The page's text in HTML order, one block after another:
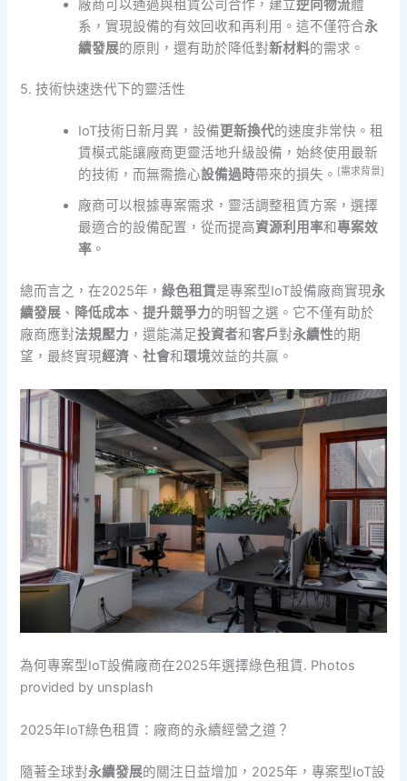
廠商可以通過與租賃公司合作，建立逆向物流體
系，實現設備的有效回收和再利用。這不僅符合永
續發展的原則，還有助於降低對新材料的需求。
5. 技術快速迭代下的靈活性
IoT技術日新月異，設備更新換代的速度非常快。租
賃模式能讓廠商更靈活地升級設備，始終使用最新
的技術，而無需擔心設備過時帶來的損失。 [需求背景]
廠商可以根據專案需求，靈活調整租賃方案，選擇
最適合的設備配置，從而提高資源利用率和專案效
率 。
總而言之，在2025年，綠色租賃是專案型IoT設備廠商實現永
續發展 、 降低成本 、提升競爭力的明智之選。它不僅有助於
廠商應對法規壓力 ，還能滿足投資者和客戶對永續性的期
望，最終實現經濟 、社會和環境效益的共贏。
為何專案型IoT設備廠商在2025年選擇綠色租賃. Photos
provided by unsplash
2025年IoT綠色租賃：廠商的永續經營之道？
隨著全球對永續發展的關注日益增加，2025年，專案型IoT設